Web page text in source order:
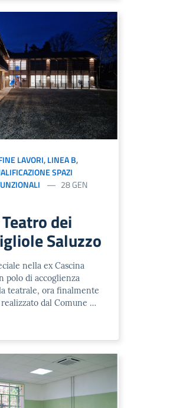
LAVORI,LINEA B,
SPAZI
28 GEN
dei
Saluzzo
nella ex Cascina
polo di accoglienza
teatrale, ora finalmente
dal Comune …